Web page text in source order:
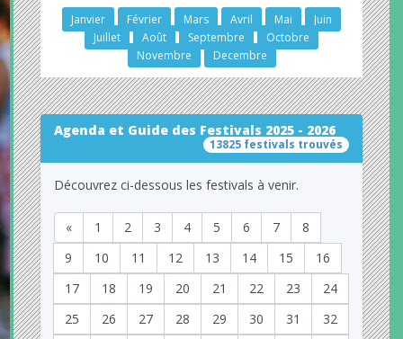
Janvier Février Mars Avril Mai
Juin
Juillet
Août Septembre
Octobre
Novembre
Decembre
Agenda et Guide des Festivals 2025 - 2026
13825 festivals trouvés
Découvrez ci-dessous les festivals à venir.
« 1 2 3 4 5 6 7
8
9
10 11 12 13 14 15
16
17
18 19 20 21 22 23
24
25
26 27 28 29 30 31
32